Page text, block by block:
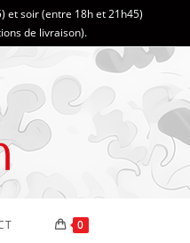
et soir (entre 18h et 21h45)
de livraison).
0